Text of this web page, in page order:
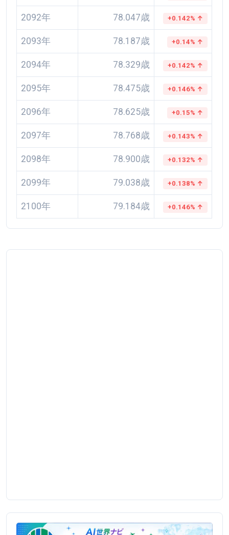
2092年 78.047歳 +0.142% ↑
2093年 78.187歳 +0.14% ↑
2094年 78.329歳 +0.142% ↑
2095年 78.475歳 +0.146% ↑
2096年 78.625歳 +0.15% ↑
2097年 78.768歳 +0.143% ↑
2098年 78.900歳 +0.132% ↑
2099年 79.038歳 +0.138% ↑
2100年 79.184歳 +0.146% ↑